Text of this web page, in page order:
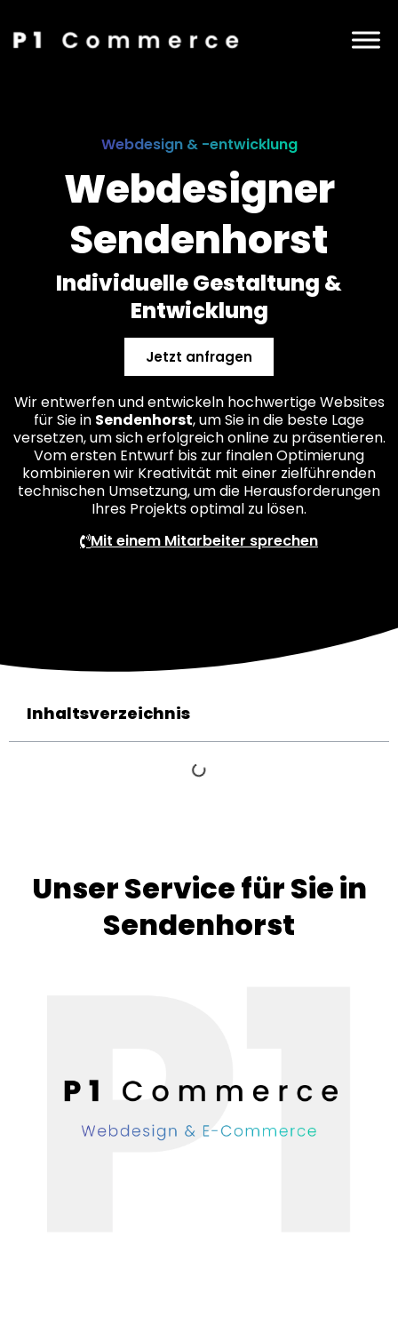
Webdesign & -entwicklung
Webdesigner
Sendenhorst
Individuelle Gestaltung &
Entwicklung
Jetzt anfragen
Wir entwerfen und entwickeln hochwertige Websites
für Sie in Sendenhorst, um Sie in die beste Lage
versetzen, um sich erfolgreich online zu präsentieren.
Vom ersten Entwurf bis zur finalen Optimierung
kombinieren wir Kreativität mit einer zielführenden
technischen Umsetzung, um die Herausforderungen
Ihres Projekts optimal zu lösen.
Mit einem Mitarbeiter sprechen
Inhaltsverzeichnis
Unser Service für Sie in
Sendenhorst